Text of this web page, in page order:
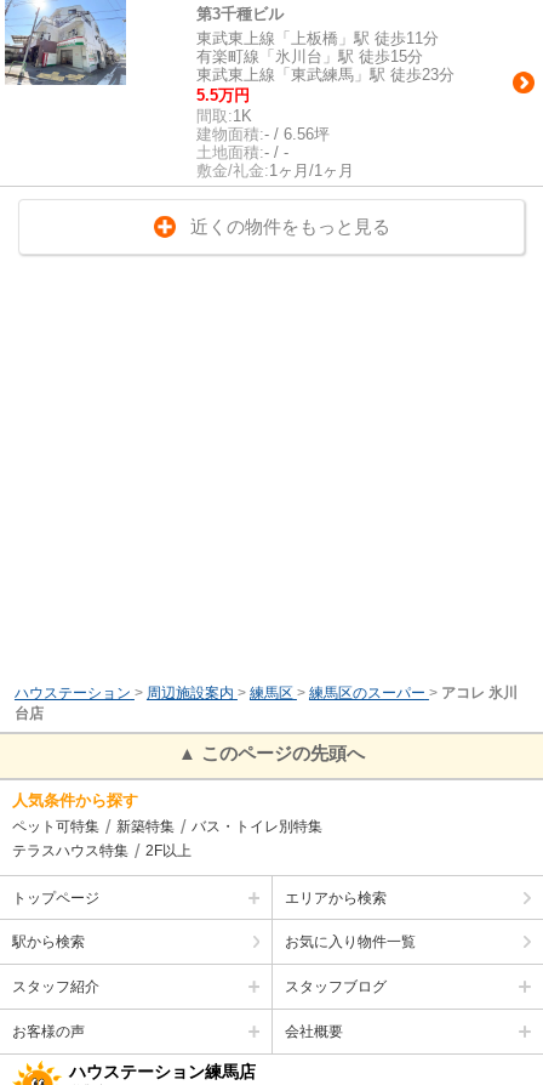
第3千種ビル
東武東上線「上板橋」駅 徒歩11分
有楽町線「氷川台」駅 徒歩15分
東武東上線「東武練馬」駅 徒歩23分
5.5万円
間取:1K
建物面積:- / 6.56坪
土地面積:- / -
敷金/礼金:1ヶ月/1ヶ月
近くの物件をもっと見る
ハウステーション > 周辺施設案内 > 練馬区 > 練馬区のスーパー > アコレ 氷川
台店
▲ このページの先頭へ
人気条件から探す
ペット可特集 新築特集
バス・トイレ別特集
テラスハウス特集
2F以上
トップページ エリアから検索
駅から検索 お気に入り物件一覧
スタッフ紹介 スタッフブログ
お客様の声 会社概要
ハウステーション練馬店